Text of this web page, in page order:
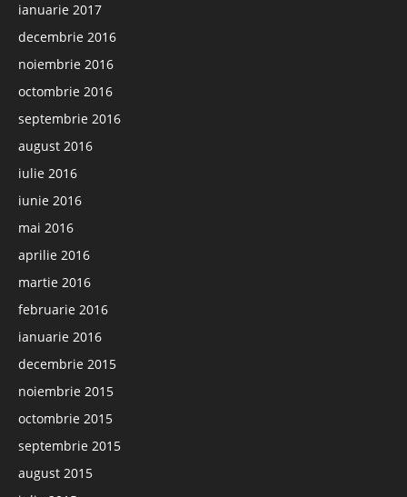
ianuarie 2017
decembrie 2016
noiembrie 2016
octombrie 2016
septembrie 2016
august 2016
iulie 2016
iunie 2016
mai 2016
aprilie 2016
martie 2016
februarie 2016
ianuarie 2016
decembrie 2015
noiembrie 2015
octombrie 2015
septembrie 2015
august 2015